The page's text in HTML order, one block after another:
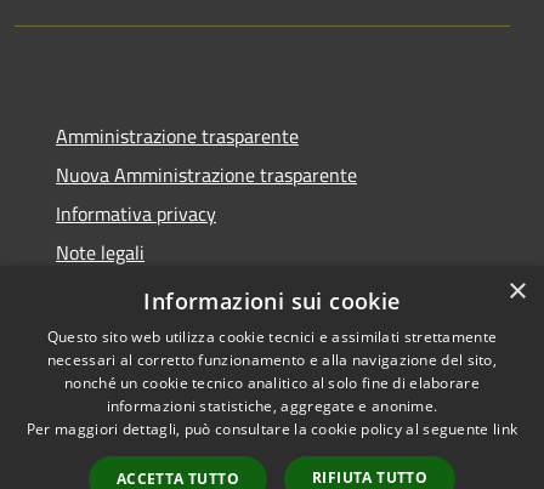
Amministrazione trasparente
Nuova Amministrazione trasparente
Informativa privacy
Note legali
Dichiarazione di accessibilità
Accessibilità
Copyright © 2026 • Comune di
Seminara • Powered by
Municipium•
Accesso
×
Informazioni sui cookie
Questo sito web utilizza cookie tecnici e assimilati strettamente
necessari al corretto funzionamento e alla navigazione del sito,
nonché un cookie tecnico analitico al solo fine di elaborare
informazioni statistiche, aggregate e anonime.
Per maggiori dettagli, può consultare la cookie policy al seguente link
ACCETTA TUTTO RIFIUTA TUTTO